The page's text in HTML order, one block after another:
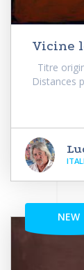
Vicine
Titre
Distances
NEW